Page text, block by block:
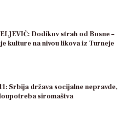
Dodikov strah od Bosne –
kulture na nivou likova iz Turneje
Srbija država socijalne nepravde,
siromaštva